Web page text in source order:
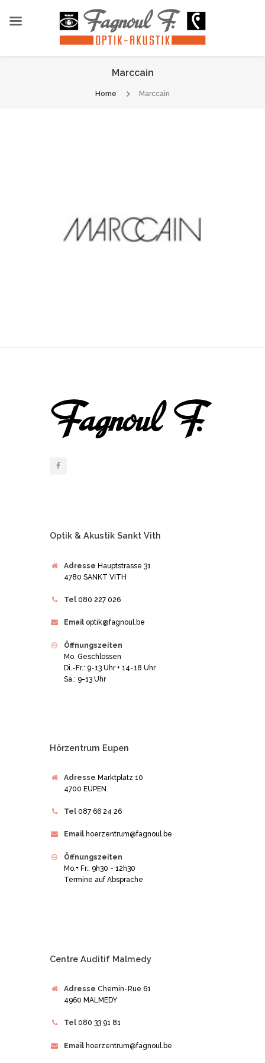
Marccain
Home Marccain
Optik & Akustik Sankt Vith
Adresse Hauptstrasse 31
4780 SANKT VITH
Tel 080 227 026
Email optik@fagnoul.be
Öffnungszeiten
Mo. Geschlossen
Di.-Fr.: 9-13 Uhr + 14-18 Uhr
Sa.: 9-13 Uhr
Hörzentrum Eupen
Adresse Marktplatz 10
4700 EUPEN
Tel 087 66 24 26
Email hoerzentrum@fagnoul.be
Öffnungszeiten
Mo.+ Fr.: 9h30 - 12h30
Termine auf Absprache
Centre Auditif Malmedy
Adresse Chemin-Rue 61
4960 MALMEDY
Tel 080 33 91 81
Email hoerzentrum@fagnoul.be